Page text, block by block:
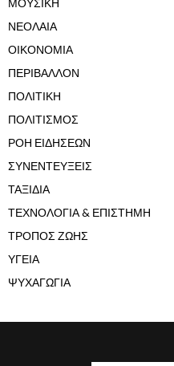
ΝΕΟΛΑΙΑ
ΟΙΚΟΝΟΜΙΑ
ΠΕΡΙΒΑΛΛΟΝ
ΠΟΛΙΤΙΚΗ
ΠΟΛΙΤΙΣΜΟΣ
ΡΟΗ ΕΙΔΗΣΕΩΝ
ΣΥΝΕΝΤΕΥΞΕΙΣ
ΤΑΞΙΔΙΑ
ΤΕΧΝΟΛΟΓΙΑ & ΕΠΙΣΤΗΜΗ
ΤΡΟΠΟΣ ΖΩΗΣ
ΥΓΕΙΑ
ΨΥΧΑΓΩΓΙΑ